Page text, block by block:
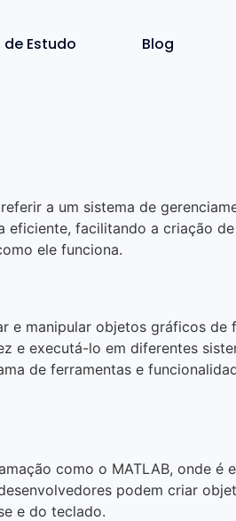
de Estudo Blog
a um sistema de
facilitando a criação
ele funciona.
e manipular objetos gráficos de
e executá-lo em diferentes
de ferramentas e
como o MATLAB, onde é
podem criar
e do teclado.